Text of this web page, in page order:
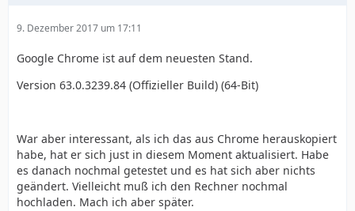
9. Dezember 2017 um 17:11
Google Chrome ist auf dem neuesten Stand.
Version 63.0.3239.84 (Offizieller Build) (64-Bit)
War aber interessant, als ich das aus Chrome herauskopiert
habe, hat er sich just in diesem Moment aktualisiert. Habe
es danach nochmal getestet und es hat sich aber nichts
geändert. Vielleicht muß ich den Rechner nochmal
hochladen. Mach ich aber später.